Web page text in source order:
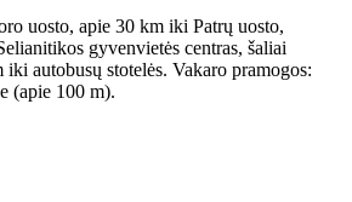
uosto, apie 30 km iki Patrų uosto,
gyvenvietės centras, šaliai
autobusų stotelės. Vakaro pramogos:
(apie 100 m).